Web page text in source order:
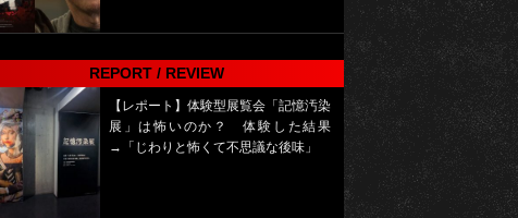
REPORT / REVIEW
【レポート】体験型展覧会「記憶汚染
展」は怖いのか？ 体験した結果
→「じわりと怖くて不思議な後味」